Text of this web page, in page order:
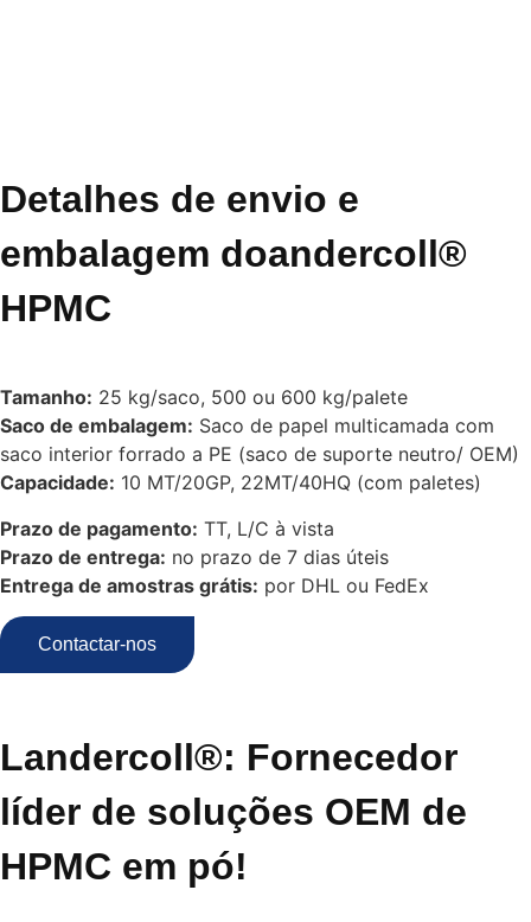
Detalhes de envio e
embalagem doandercoll®
HPMC
Tamanho: 25 kg/saco, 500 ou 600 kg/palete
Saco de embalagem: Saco de papel multicamada com
saco interior forrado a PE (saco de suporte neutro/ OEM)
Capacidade: 10 MT/20GP, 22MT/40HQ (com paletes)
Prazo de pagamento: TT, L/C à vista
Prazo de entrega: no prazo de 7 dias úteis
Entrega de amostras grátis: por DHL ou FedEx
Contactar-nos
Landercoll®: Fornecedor
líder de soluções OEM de
HPMC em pó!